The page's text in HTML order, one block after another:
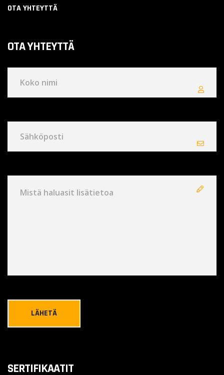
OTA YHTEYTTÄ
OTA YHTEYTTÄ
SERTIFIKAATIT